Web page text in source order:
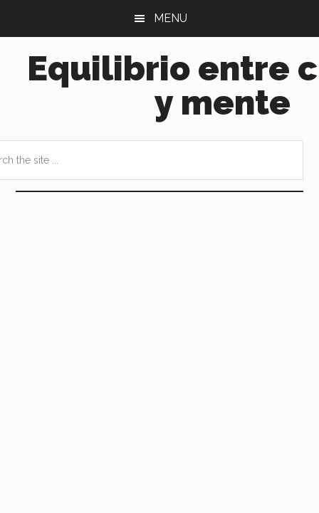
principal
lateral
MENU
Equilibrio entre
y mente